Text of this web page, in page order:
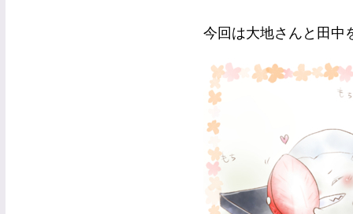
今回は大地さんと田中